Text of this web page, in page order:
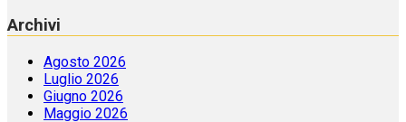
Archivi
Agosto 2026
Luglio 2026
Giugno 2026
Maggio 2026